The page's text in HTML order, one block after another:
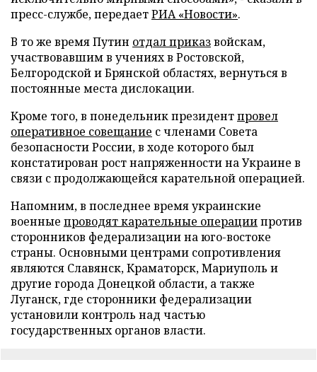
пресс-службе, передаетРИА «Новости».
В то же время Путин отдал приказвойскам,
участвовавшим в учениях в Ростовской,
Белгородской и Брянской областях, вернуться в
постоянные места дислокации.
Кроме того, в понедельник президентпровел
оперативное совещание с членами Совета
безопасности России, в ходе которого был
констатирован рост напряженности на Украине в
связи с продолжающейся карательной операцией.
Напомним, в последнее время украинские
военные проводят карательные операциипротив
сторонников федерализации на юго-востоке
страны. Основными центрами сопротивления
являются Славянск, Краматорск, Мариуполь и
другие города Донецкой области, а также
Луганск, где сторонники федерализации
установили контроль над частью
государственных органов власти.